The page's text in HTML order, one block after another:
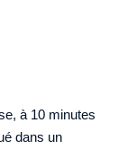
à 10 minutes
dans un